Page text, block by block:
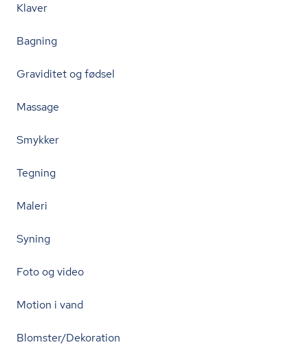
Klaver
Bagning
Graviditet og fødsel
Massage
Smykker
Tegning
Maleri
Syning
Foto og video
Motion i vand
Blomster/Dekoration